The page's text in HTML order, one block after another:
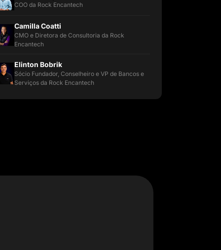
COO da Rock Encantech
Camilla Coatti
CMO e Diretora de Consultoria da Rock
Encantech
Elinton Bobrik
Sócio Fundador, Conselheiro e VP de Bancos e
Serviços da Rock Encantech